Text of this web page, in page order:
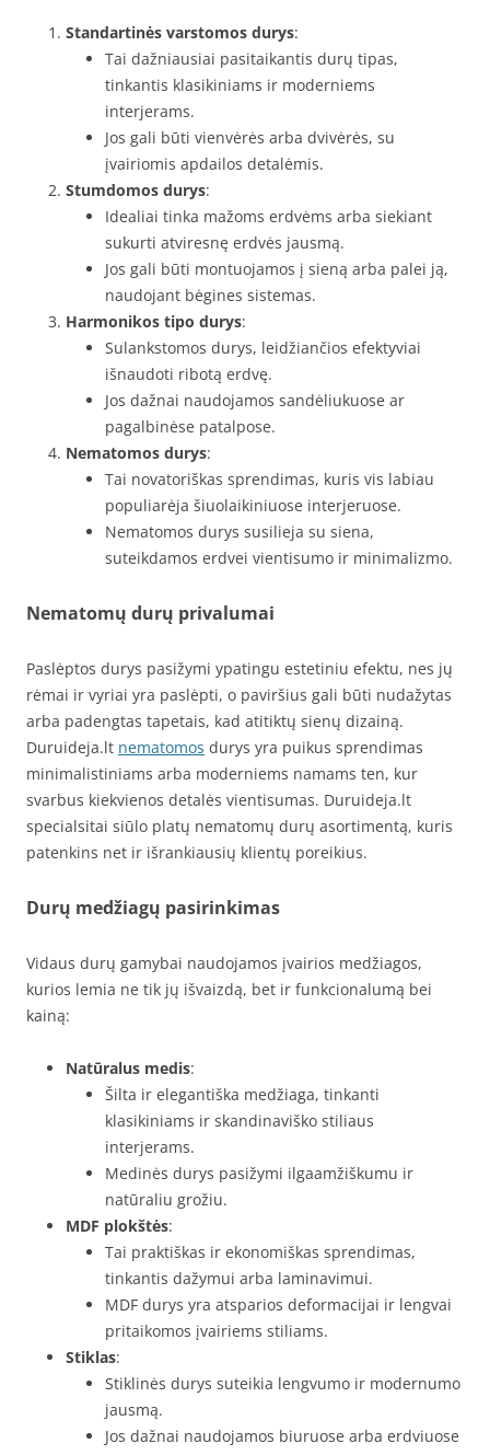
Standartinės varstomos durys:
Tai dažniausiai pasitaikantis durų tipas,
tinkantis klasikiniams ir moderniems
interjerams.
Jos gali būti vienvėrės arba dvivėrės, su
įvairiomis apdailos detalėmis.
Stumdomos durys:
Idealiai tinka mažoms erdvėms arba siekiant
sukurti atviresnę erdvės jausmą.
Jos gali būti montuojamos į sieną arba palei ją,
naudojant bėgines sistemas.
Harmonikos tipo durys:
Sulankstomos durys, leidžiančios efektyviai
išnaudoti ribotą erdvę.
Jos dažnai naudojamos sandėliukuose ar
pagalbinėse patalpose.
Nematomos durys:
Tai novatoriškas sprendimas, kuris vis labiau
populiarėja šiuolaikiniuose interjeruose.
Nematomos durys susilieja su siena,
suteikdamos erdvei vientisumo ir minimalizmo.
Nematomų durų privalumai
Paslėptos durys pasižymi ypatingu estetiniu efektu, nes jų
rėmai ir vyriai yra paslėpti, o paviršius gali būti nudažytas
arba padengtas tapetais, kad atitiktų sienų dizainą.
Duruideja.lt nematomos durys yra puikus sprendimas
minimalistiniams arba moderniems namams ten, kur
svarbus kiekvienos detalės vientisumas. Duruideja.lt
specialsitai siūlo platų nematomų durų asortimentą, kuris
patenkins net ir išrankiausių klientų poreikius.
Durų medžiagų pasirinkimas
Vidaus durų gamybai naudojamos įvairios medžiagos,
kurios lemia ne tik jų išvaizdą, bet ir funkcionalumą bei
kainą:
Natūralus medis:
Šilta ir elegantiška medžiaga, tinkanti
klasikiniams ir skandinaviško stiliaus
interjerams.
Medinės durys pasižymi ilgaamžiškumu ir
natūraliu grožiu.
MDF plokštės:
Tai praktiškas ir ekonomiškas sprendimas,
tinkantis dažymui arba laminavimui.
MDF durys yra atsparios deformacijai ir lengvai
pritaikomos įvairiems stiliams.
Stiklas:
Stiklinės durys suteikia lengvumo ir modernumo
jausmą.
Jos dažnai naudojamos biuruose arba erdviuose